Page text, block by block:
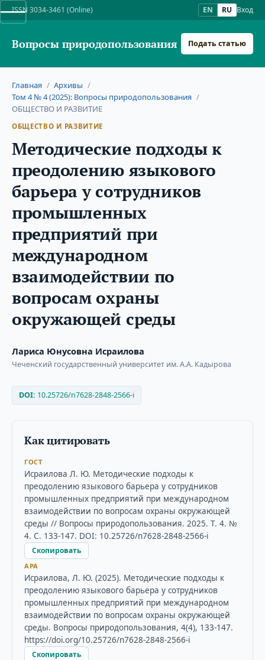
ISSN 3034-3461 (Online) EN RU Вход
Вопросы природопользования Подать статью
Главная / Архивы /
Том 4 № 4 (2025): Вопросы природопользования /
ОБЩЕСТВО И РАЗВИТИЕ
ОБЩЕСТВО И РАЗВИТИЕ
Методические подходы к
преодолению языкового
барьера у сотрудников
промышленных
предприятий при
международном
взаимодействии по
вопросам охраны
окружающей среды
Лариса Юнусовна Исраилова
Чеченский государственный университет им. А.А. Кадырова
DOI: 10.25726/n7628-2848-2566-i
Как цитировать
ГОСТ
Исраилова Л. Ю. Методические подходы к
преодолению языкового барьера у сотрудников
промышленных предприятий при международном
взаимодействии по вопросам охраны окружающей
среды // Вопросы природопользования. 2025. Т. 4. №
4. С. 133-147. DOI: 10.25726/n7628-2848-2566-i
Скопировать
APA
Исраилова, Л. Ю. (2025). Методические подходы к
преодолению языкового барьера у сотрудников
промышленных предприятий при международном
взаимодействии по вопросам охраны окружающей
среды. Вопросы природопользования, 4(4), 133-147.
https://doi.org/10.25726/n7628-2848-2566-i
Скопировать